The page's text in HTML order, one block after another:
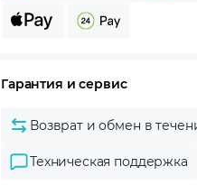
Гарантия и сервис
Возврат и обмен в
Техническая поддержка